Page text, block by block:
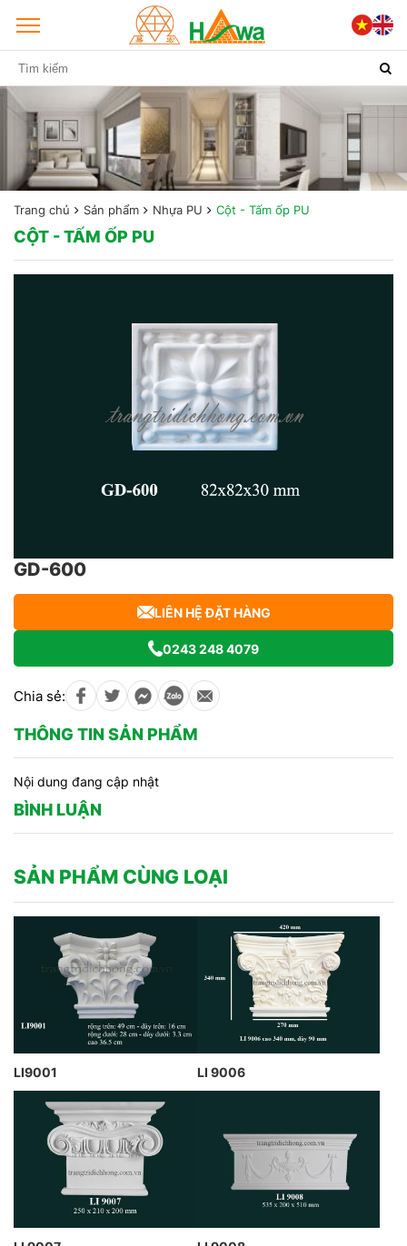
Trang chủ Sản phẩm Nhựa PU Cột - Tấm ốp PU
CỘT - TẤM ỐP PU
GD-600
LIÊN HỆ ĐẶT HÀNG
0243 248 4079
Chia sẻ:
THÔNG TIN SẢN PHẨM
Nội dung đang cập nhật
BÌNH LUẬN
SẢN PHẨM CÙNG LOẠI
LI9001 LI 9006